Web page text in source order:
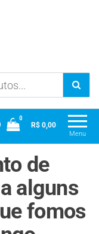
Menu
0
R$ 0,00
de
alguns
fomos